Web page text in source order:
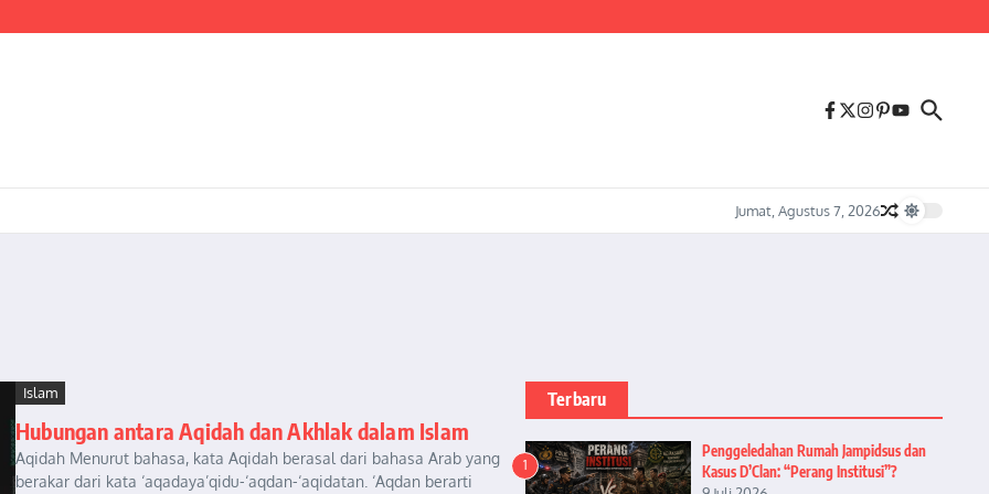
ADAPTIF MENGHADAPI PERUBAHAN SOSIAL DI ERA DISRUPSI DIGITAL
Pembangunan Nasional yang Progresif dan Berkeadaban: Refleksi atas Kasus Melonjaknya Harga dan Kelangkaan Solar Bersubsidi.
Jumat, Agustus 7, 2026
Islam
Hubungan antara Aqidah dan Akhlak dalam Islam
Aqidah Menurut bahasa, kata Aqidah berasal dari bahasa Arab yang
berakar dari kata ‘aqadaya’qidu-‘aqdan-‘aqidatan. ‘Aqdan berarti
Terbaru
1
Penggeledahan Rumah Jampidsus dan
Kasus D’Clan: “Perang Institusi”?